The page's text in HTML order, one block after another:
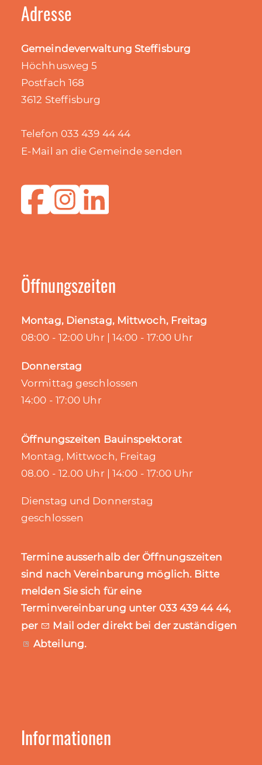
Adresse
Gemeindeverwaltung Steffisburg
Höchhusweg 5
Postfach 168
3612 Steffisburg
Telefon 033 439 44 44
E-Mail an die Gemeinde senden
Öffnungszeiten
Montag, Dienstag, Mittwoch, Freitag
08:00 - 12:00 Uhr | 14:00 - 17:00 Uhr
Donnerstag
Vormittag geschlossen
14:00 - 17:00 Uhr
Öffnungszeiten Bauinspektorat
Montag, Mittwoch, Freitag
08.00 - 12.00 Uhr | 14:00 - 17:00 Uhr
Dienstag und Donnerstag
geschlossen
Termine ausserhalb der Öffnungszeiten
sind nach Vereinbarung möglich. Bitte
melden Sie sich für eine
Terminvereinbarung unter 033 439 44 44,
per
Mail oder direkt bei der zuständigen
Abteilung.
Informationen